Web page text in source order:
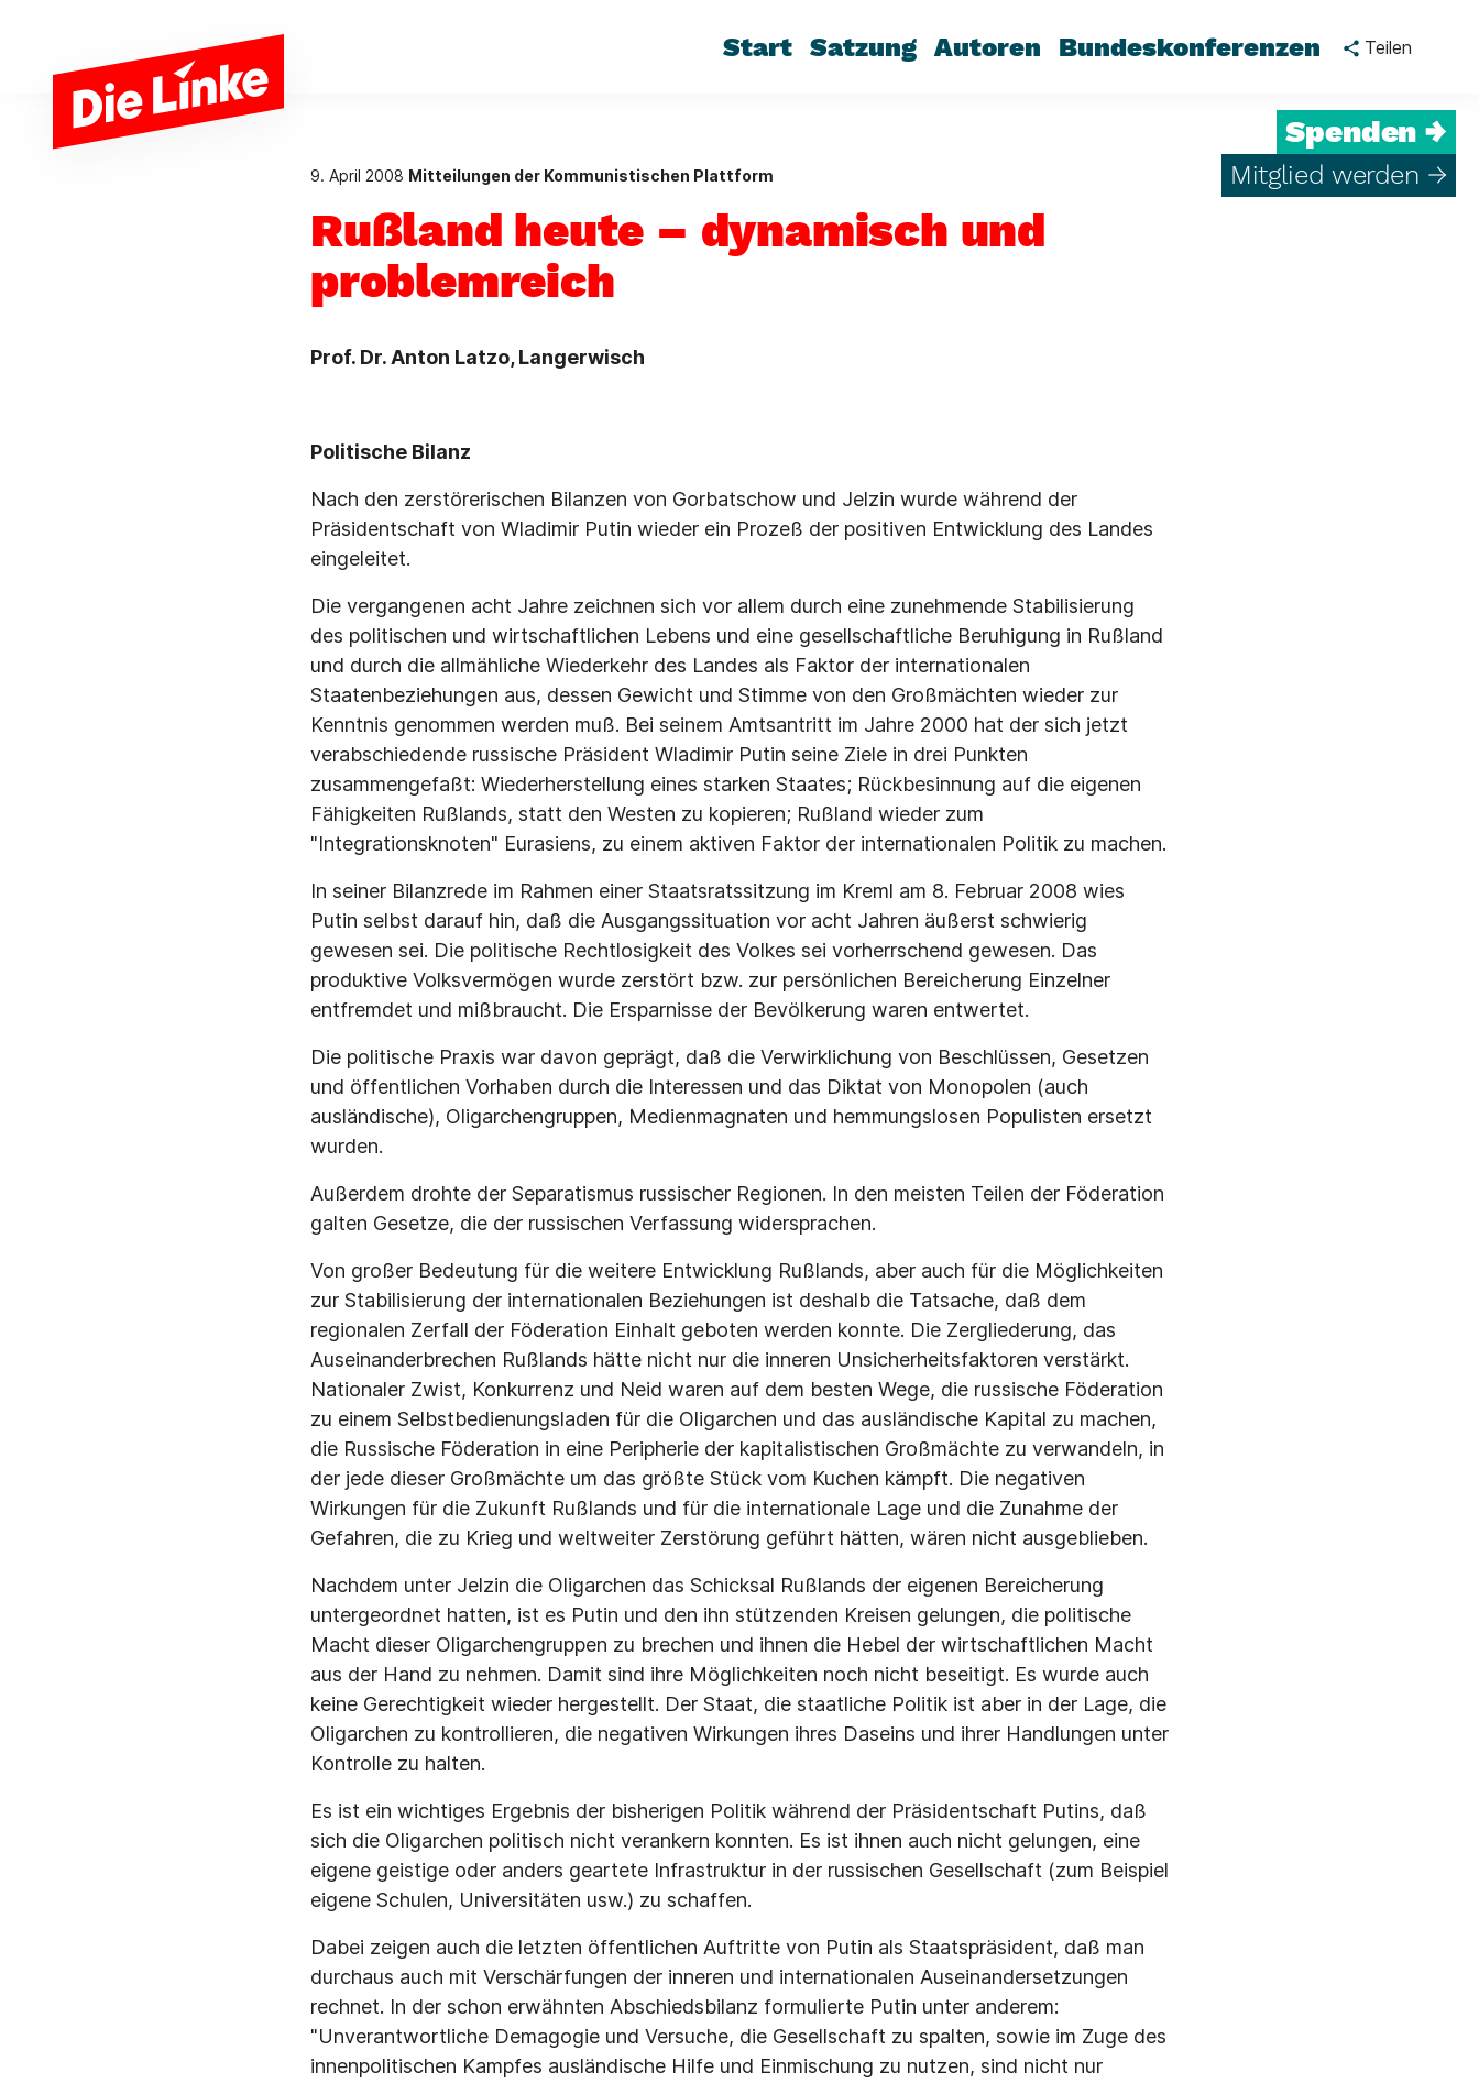
Start Satzung Autoren Bundeskonferenzen Teilen
Spenden →
Mitglied werden →
9. April 2008 Mitteilungen der Kommunistischen Plattform
Rußland heute – dynamisch und
problemreich
Prof. Dr. Anton Latzo, Langerwisch
Politische Bilanz
Nach den zerstörerischen Bilanzen von Gorbatschow und Jelzin wurde während der
Präsidentschaft von Wladimir Putin wieder ein Prozeß der positiven Entwicklung des Landes
eingeleitet.
Die vergangenen acht Jahre zeichnen sich vor allem durch eine zunehmende Stabilisierung
des politischen und wirtschaftlichen Lebens und eine gesellschaftliche Beruhigung in Rußland
und durch die allmähliche Wiederkehr des Landes als Faktor der internationalen
Staatenbeziehungen aus, dessen Gewicht und Stimme von den Großmächten wieder zur
Kenntnis genommen werden muß. Bei seinem Amtsantritt im Jahre 2000 hat der sich jetzt
verabschiedende russische Präsident Wladimir Putin seine Ziele in drei Punkten
zusammengefaßt: Wiederherstellung eines starken Staates; Rückbesinnung auf die eigenen
Fähigkeiten Rußlands, statt den Westen zu kopieren; Rußland wieder zum
"Integrationsknoten" Eurasiens, zu einem aktiven Faktor der internationalen Politik zu machen.
In seiner Bilanzrede im Rahmen einer Staatsratssitzung im Kreml am 8. Februar 2008 wies
Putin selbst darauf hin, daß die Ausgangssituation vor acht Jahren äußerst schwierig
gewesen sei. Die politische Rechtlosigkeit des Volkes sei vorherrschend gewesen. Das
produktive Volksvermögen wurde zerstört bzw. zur persönlichen Bereicherung Einzelner
entfremdet und mißbraucht. Die Ersparnisse der Bevölkerung waren entwertet.
Die politische Praxis war davon geprägt, daß die Verwirklichung von Beschlüssen, Gesetzen
und öffentlichen Vorhaben durch die Interessen und das Diktat von Monopolen (auch
ausländische), Oligarchengruppen, Medienmagnaten und hemmungslosen Populisten ersetzt
wurden.
Außerdem drohte der Separatismus russischer Regionen. In den meisten Teilen der Föderation
galten Gesetze, die der russischen Verfassung widersprachen.
Von großer Bedeutung für die weitere Entwicklung Rußlands, aber auch für die Möglichkeiten
zur Stabilisierung der internationalen Beziehungen ist deshalb die Tatsache, daß dem
regionalen Zerfall der Föderation Einhalt geboten werden konnte. Die Zergliederung, das
Auseinanderbrechen Rußlands hätte nicht nur die inneren Unsicherheitsfaktoren verstärkt.
Nationaler Zwist, Konkurrenz und Neid waren auf dem besten Wege, die russische Föderation
zu einem Selbstbedienungsladen für die Oligarchen und das ausländische Kapital zu machen,
die Russische Föderation in eine Peripherie der kapitalistischen Großmächte zu verwandeln, in
der jede dieser Großmächte um das größte Stück vom Kuchen kämpft. Die negativen
Wirkungen für die Zukunft Rußlands und für die internationale Lage und die Zunahme der
Gefahren, die zu Krieg und weltweiter Zerstörung geführt hätten, wären nicht ausgeblieben.
Nachdem unter Jelzin die Oligarchen das Schicksal Rußlands der eigenen Bereicherung
untergeordnet hatten, ist es Putin und den ihn stützenden Kreisen gelungen, die politische
Macht dieser Oligarchengruppen zu brechen und ihnen die Hebel der wirtschaftlichen Macht
aus der Hand zu nehmen. Damit sind ihre Möglichkeiten noch nicht beseitigt. Es wurde auch
keine Gerechtigkeit wieder hergestellt. Der Staat, die staatliche Politik ist aber in der Lage, die
Oligarchen zu kontrollieren, die negativen Wirkungen ihres Daseins und ihrer Handlungen unter
Kontrolle zu halten.
Es ist ein wichtiges Ergebnis der bisherigen Politik während der Präsidentschaft Putins, daß
sich die Oligarchen politisch nicht verankern konnten. Es ist ihnen auch nicht gelungen, eine
eigene geistige oder anders geartete Infrastruktur in der russischen Gesellschaft (zum Beispiel
eigene Schulen, Universitäten usw.) zu schaffen.
Dabei zeigen auch die letzten öffentlichen Auftritte von Putin als Staatspräsident, daß man
durchaus auch mit Verschärfungen der inneren und internationalen Auseinandersetzungen
rechnet. In der schon erwähnten Abschiedsbilanz formulierte Putin unter anderem:
"Unverantwortliche Demagogie und Versuche, die Gesellschaft zu spalten, sowie im Zuge des
innenpolitischen Kampfes ausländische Hilfe und Einmischung zu nutzen, sind nicht nur